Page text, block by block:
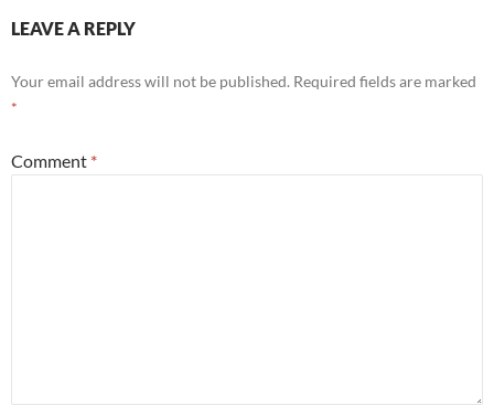
LEAVE A REPLY
Your email address will not be published. Required fields are marked
*
Comment *